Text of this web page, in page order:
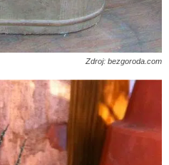
Zdroj: bezgoroda.com